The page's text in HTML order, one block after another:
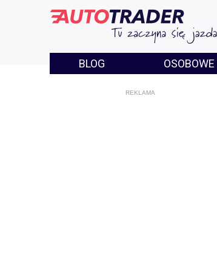
BLOG OSOBOWE
REKLAMA